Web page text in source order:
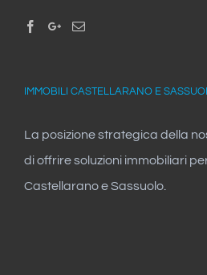
IMMOBILI CASTELLARANO E
La posizione strategica della
di offrire soluzioni immobiliari
Castellarano e Sassuolo.